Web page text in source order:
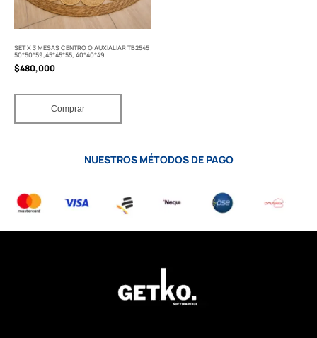
SET X 3 MESAS CENTRO O AUXIALIAR TB2545
50*50*59,45*45*55, 40*40*49
$480,000
Comprar
NUESTROS MÉTODOS DE PAGO